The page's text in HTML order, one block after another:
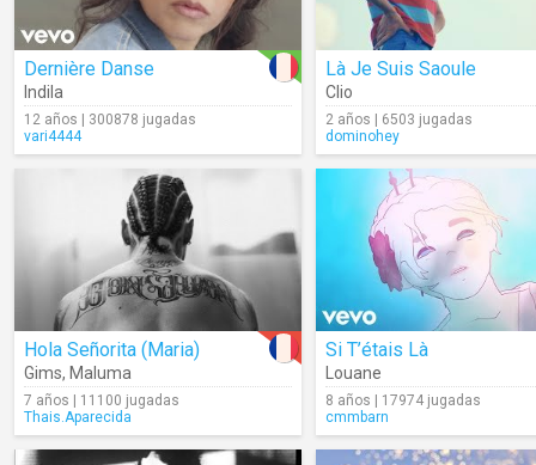
Dernière Danse
Indila
12 años | 300878 jugadas
vari4444
Là Je Suis Saoule
Clio
2 años | 6503 jugadas
dominohey
Hola Señorita (Maria)
Gims, Maluma
7 años | 11100 jugadas
Thais.Aparecida
Si T’étais Là
Louane
8 años | 17974 jugadas
cmmbarn